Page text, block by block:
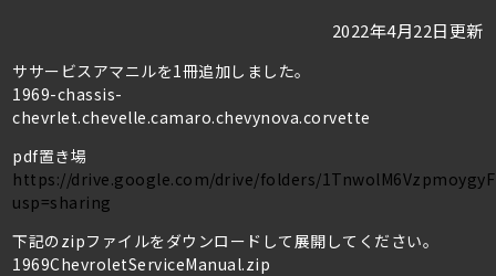
2022年4月22日更新
ササービスアマニルを1冊追加しました。
1969-chassis-
chevrlet.chevelle.camaro.chevynova.corvette
pdf置き場
https://drive.google.com/drive/folders/
usp=sharing
下記のzipファイルをダウンロードして展開してください。
1969ChevroletServiceManual.zip